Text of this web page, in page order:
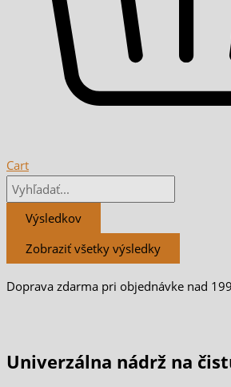
Cart
Výsledkov
Zobraziť všetky výsledky
Doprava zdarma pri objednávke nad
Univerzálna nádrž na